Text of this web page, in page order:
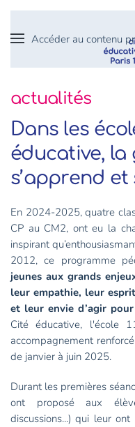
Accéder au contenu
actualités
Dans les
éducative, la
s’apprend et
En 2024-2025, quatre
CP au CM2, ont eu la
inspirant
2012, ce programme
jeunes aux grands
leur empathie, leur
et leur envie d’agir
Cité éducative, l'école
accompagnement
de janvier à juin 2025.
Durant les premières
ont proposé aux
discussions...) qui leur